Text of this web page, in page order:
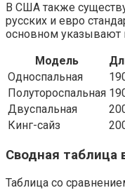
В США также
русских и евро
основном указывают
Модель
Односпальная
Полутороспальная
Двуспальная
Кинг-сайз
Сводная таблица
Таблица со